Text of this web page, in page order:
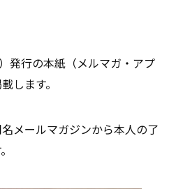
発行の本紙（メルマガ・アプ
します。
メールマガジンから本人の了